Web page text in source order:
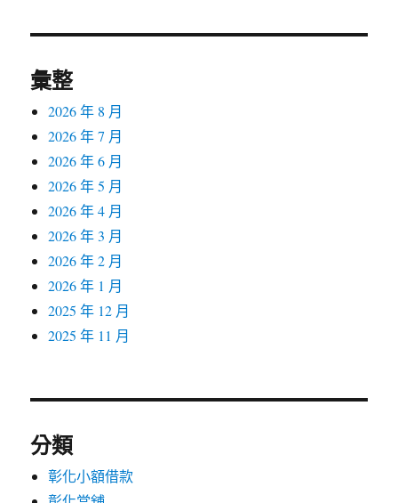
章:
彙整
2026 年 8 月
2026 年 7 月
2026 年 6 月
2026 年 5 月
2026 年 4 月
2026 年 3 月
2026 年 2 月
2026 年 1 月
2025 年 12 月
2025 年 11 月
分類
彰化小額借款